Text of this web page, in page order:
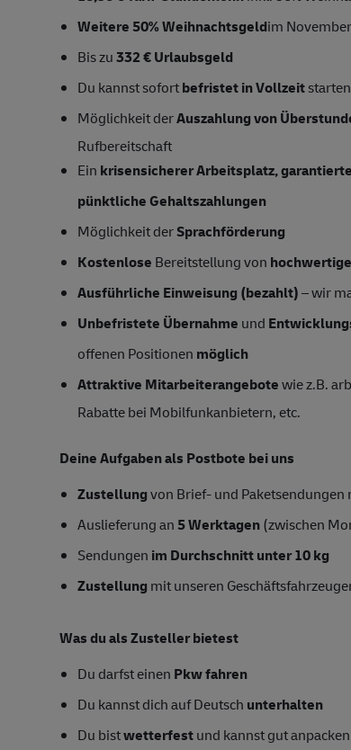
Weitere 50% Weihnachtsgeldim November
Bis zu332 € Urlaubsgeld
Du kannst sofortbefristet in Vollzeit
Möglichkeit derAuszahlung von
Rufbereitschaft
Ein krisensicherer Arbeitsplatz,
pünktliche Gehaltszahlungen
Möglichkeit derSprachförderung
Kostenlose Bereitstellung von
Ausführliche Einweisung (bezahlt)– wir
Unbefristete Übernahme und
offenen Positionen möglich
Attraktive Mitarbeiterangebotewie z.B.
Rabatte bei Mobilfunkanbietern, etc.
Deine Aufgaben als Postbote bei uns
Zustellungvon Brief- und
Auslieferung an5 Werktagen(zwischen
Sendungen im Durchschnitt unter 10 kg
Zustellung mit unseren
Was du als Zusteller bietest
Du darfst einen Pkw fahren
Du kannst dich auf Deutsch unterhalten
Du bistwetterfestund kannst gut anpacken